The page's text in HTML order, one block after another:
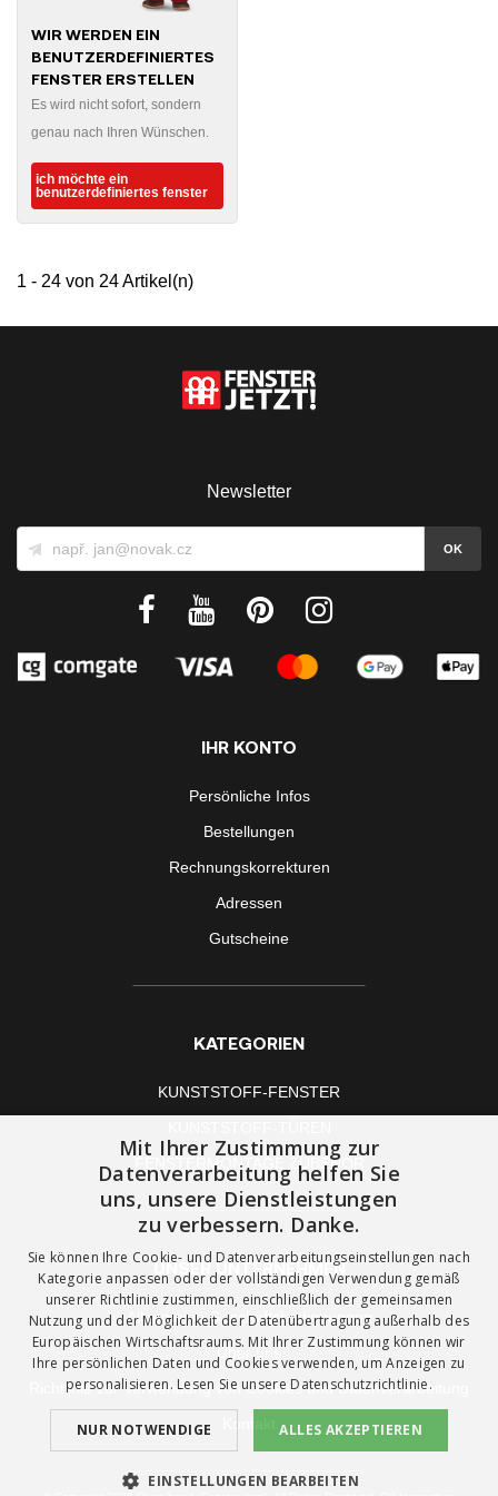
WIR WERDEN EIN
BENUTZERDEFINIERTES
FENSTER ERSTELLEN
Es wird nicht sofort, sondern
genau nach Ihren Wünschen.
ich möchte ein
benutzerdefiniertes fenster
1 - 24 von 24 Artikel(n)
Newsletter
IHR KONTO
Persönliche Infos
Bestellungen
Rechnungskorrekturen
Adressen
Gutscheine
KATEGORIEN
KUNSTSTOFF-FENSTER
FENSTERMONTAGE ZUBEHÖR
UNSER UNTERNEHMEN
Allgemeine Geschäftsbedingungen
Über uns
Richtlinie zur Verwendung von Cookies und Datenverarbeitung
Mit Ihrer Zustimmung zur
Datenverarbeitung helfen Sie
uns, unsere Dienstleistungen
zu verbessern. Danke.
Sie können Ihre Cookie- und Datenverarbeitungseinstellungen nach
Kategorie anpassen oder der vollständigen Verwendung gemäß
unserer Richtlinie zustimmen, einschließlich der gemeinsamen
Nutzung und der Möglichkeit der Datenübertragung außerhalb des
Europäischen Wirtschaftsraums. Mit Ihrer Zustimmung können wir
Ihre persönlichen Daten und Cookies verwenden, um Anzeigen zu
personalisieren. Lesen Sie unsere Datenschutzrichtlinie.
ALLES AKZEPTIEREN
NUR NOTWENDIGE
EINSTELLUNGEN BEARBEITEN